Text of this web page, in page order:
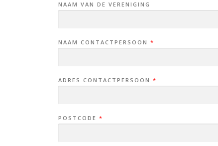
NAAM VAN DE VERENIGING
NAAM CONTACTPERSOON *
ADRES CONTACTPERSOON *
POSTCODE *